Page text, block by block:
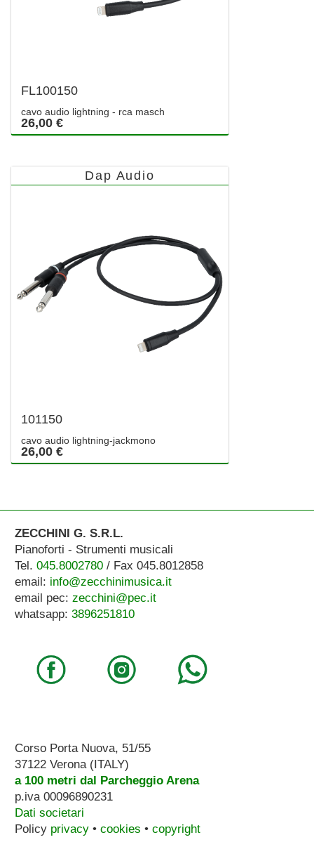
FL100150
cavo audio lightning - rca masch
26,00 €
Dap Audio
101150
cavo audio lightning-jackmono
26,00 €
ZECCHINI G. S.R.L.
Pianoforti - Strumenti musicali
Tel. 045.8002780/ Fax 045.8012858
email: info@zecchinimusica.it
email pec: zecchini@pec.it
whatsapp: 3896251810
Corso Porta Nuova, 51/55
37122 Verona (ITALY)
a 100 metri dal Parcheggio Arena
p.iva 00096890231
Dati societari
Policy privacy• cookies • copyright